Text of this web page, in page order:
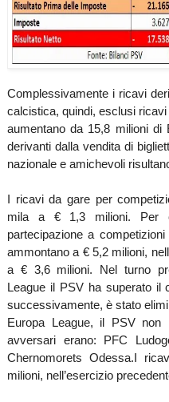
Complessivamente i ricavi
calcistica, quindi, esclusi
aumentano da 15,8 milioni di
derivanti dalla vendita di
nazionale e amichevoli
I ricavi da gare per
mila a € 1,3 milioni. Per
partecipazione a
ammontano a € 5,2 milioni,
a € 3,6 milioni. Nel turno
League il PSV ha superato il
successivamente, è stato
Europa League, il PSV
avversari erano: PFC
Chernomorets Odessa.I
milioni, nell’esercizio